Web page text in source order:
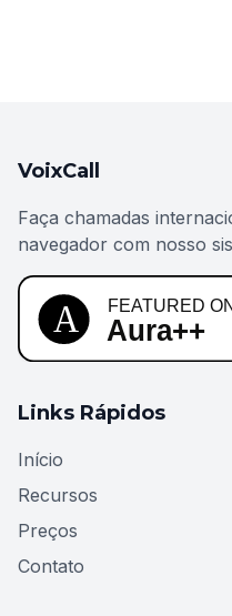
VoixCall
Faça chamadas
navegador com nosso
Links Rápidos
Início
Recursos
Preços
Contato